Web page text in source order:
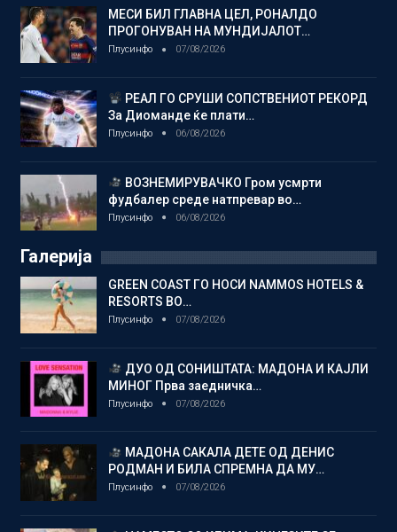
МЕСИ БИЛ ГЛАВНА ЦЕЛ, РОНАЛДО
ПРОГОНУВАН НА МУНДИЈАЛОТ…
Плусинфо 07/08/2026
РЕАЛ ГО СРУШИ СОПСТВЕНИОТ РЕКОРД
За Диоманде ќе плати…
Плусинфо 06/08/2026
ВОЗНЕМИРУВАЧКО Гром усмрти
фудбалер среде натпревар во…
Плусинфо 06/08/2026
Галерија
GREEN COAST ГО НОСИ NAMMOS HOTELS &
RESORTS ВО…
Плусинфо 07/08/2026
ДУО ОД СОНИШТАТА: МАДОНА И КАЈЛИ
МИНОГ Прва заедничка…
Плусинфо 07/08/2026
МАДОНА САКАЛА ДЕТЕ ОД ДЕНИС
РОДМАН И БИЛА СПРЕМНА ДА МУ…
Плусинфо 07/08/2026